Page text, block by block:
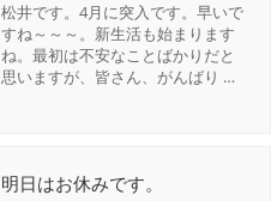
松井です。4月に突入です。早いで
すね～～～。新生活も始まります
ね。最初は不安なことばかりだと
思いますが、皆さん、がんばり …
明日はお休みです。